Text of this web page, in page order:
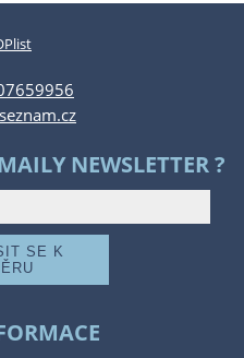
NEWSLETTER ?